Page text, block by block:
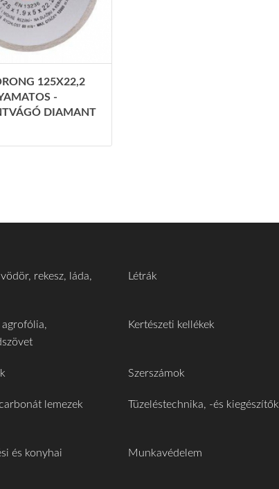
125X22,2
-
DIAMANT
rekesz, láda,
Létrák
Kertészeti kellékek
Szerszámok
lemezek Tüzeléstechnika, -és kiegészítők
és konyhai
Munkavédelem